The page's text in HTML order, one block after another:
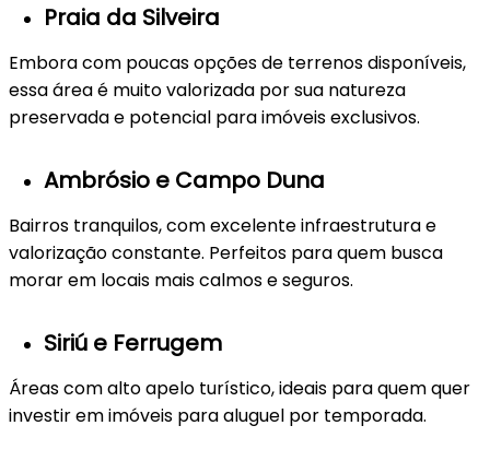
Praia da Silveira
Embora com poucas opções de terrenos disponíveis,
essa área é muito valorizada por sua natureza
preservada e potencial para imóveis exclusivos.
Ambrósio e Campo Duna
Bairros tranquilos, com excelente infraestrutura e
valorização constante. Perfeitos para quem busca
morar em locais mais calmos e seguros.
Siriú e Ferrugem
Áreas com alto apelo turístico, ideais para quem quer
investir em imóveis para aluguel por temporada.